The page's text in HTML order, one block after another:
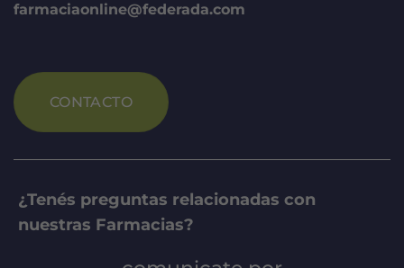
farmaciaonline@federada.com
CONTACTO
¿Tenés preguntas relacionadas con
nuestras Farmacias?